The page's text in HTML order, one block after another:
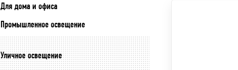
Для дома и офиса
Промышленное освещение
Уличное освещение